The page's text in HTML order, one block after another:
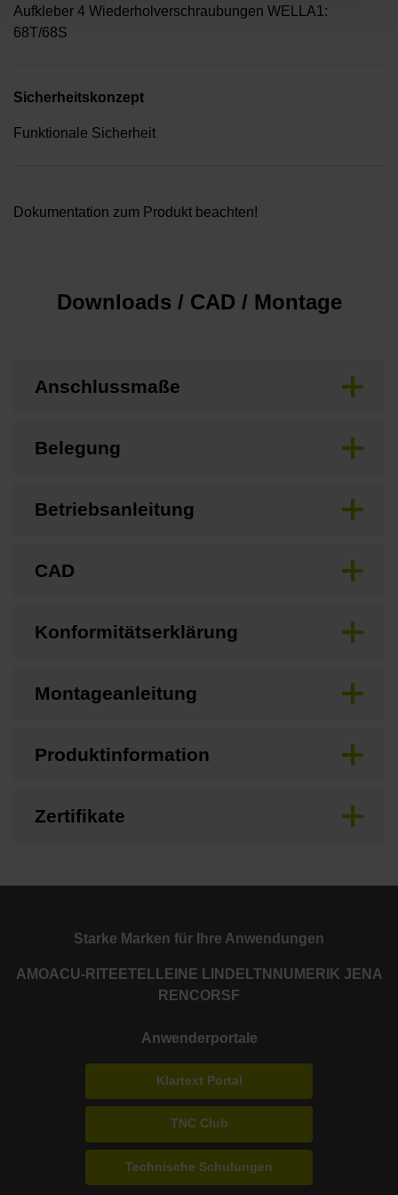
Aufkleber 4 Wiederholverschraubungen WELLA1:
68T/68S
Sicherheitskonzept
Funktionale Sicherheit
Dokumentation zum Produkt beachten!
Downloads / CAD / Montage
Anschlussmaße
Belegung
Betriebsanleitung
CAD
Konformitätserklärung
Montageanleitung
Produktinformation
Zertifikate
Starke Marken für Ihre Anwendungen
AMOACU-RITE ETEL LEINE LINDE LTN NUMERIK JENA
RENCORSF
Anwenderportale
Klartext Portal
TNC Club
Technische Schulungen